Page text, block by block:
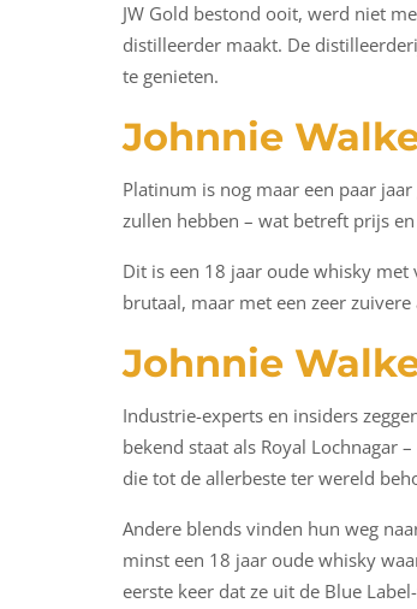
JW Gold bestond ooit, werd niet
distilleerder maakt. De
te genieten.
Johnnie
Platinum is nog maar een paar
zullen hebben – wat betreft prijs
Dit is een 18 jaar oude whisky
brutaal, maar met een zeer
Johnnie
Industrie-experts en insiders
bekend staat als Royal Lochnagar
die tot de allerbeste ter wereld
Andere blends vinden hun weg
minst een 18 jaar oude whisky
eerste keer dat ze uit de Blue